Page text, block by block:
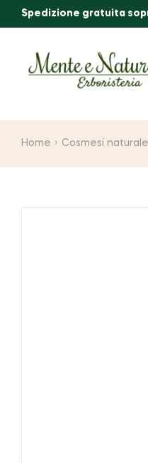
Spedizione gratuita
Home Cosmesi naturale